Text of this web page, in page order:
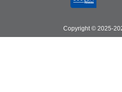
Copyright © 2025-